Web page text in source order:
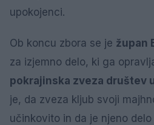
upokojenci.
Ob koncu zbora se je župan
za izjemno delo, ki ga
pokrajinska zveza društev
je, da zveza kljub svoji
učinkovito in da je njeno